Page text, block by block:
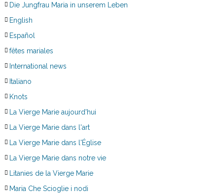
Die Jungfrau Maria in unserem Leben
English
Español
fêtes mariales
International news
Italiano
Knots
La Vierge Marie aujourd'hui
La Vierge Marie dans l'art
La Vierge Marie dans l'Église
La Vierge Marie dans notre vie
Litanies de la Vierge Marie
Maria Che Scioglie i nodi